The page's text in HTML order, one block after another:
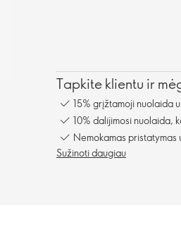
Tapkite klientu ir
15% grįžtamoji nuolaida
10% dalijimosi nuolaida,
Nemokamas pristatymas
Sužinoti daugiau